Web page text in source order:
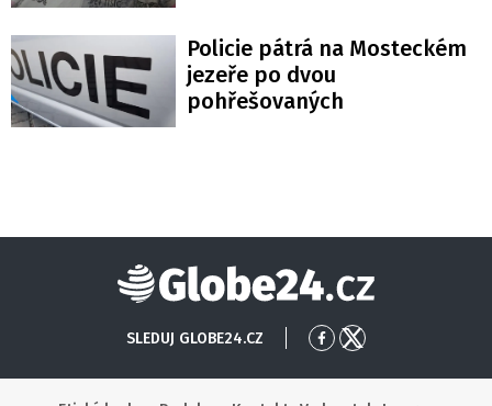
Policie pátrá na Mosteckém
jezeře po dvou
pohřešovaných
Globe24
SLEDUJ GLOBE24.CZ
Přejít
Facebook
Přejít
X